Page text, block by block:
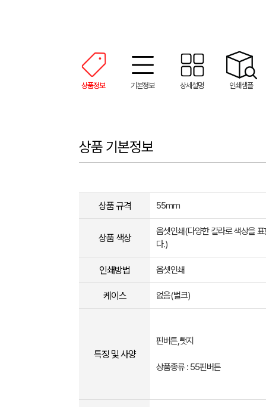
상품정보 기본정보 상세설명 인쇄샘플
상품 기본정보
상품 규격 55mm
상품 색상
옵셋인쇄(다양한 칼라로 색상을
다.)
인쇄방법 옵셋인쇄
케이스 없음(벌크)
특징 및 사양
핀버튼,뺏지
상품종류 : 55핀버튼